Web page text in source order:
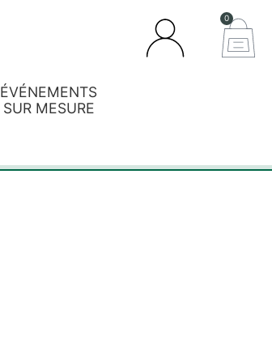
0
ÉVÉNEMENTS
SUR MESURE